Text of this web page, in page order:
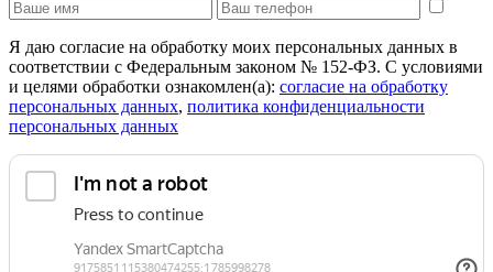
Я даю согласие на обработку моих персональных данных в
соответствии с Федеральным законом № 152-ФЗ. С условиями
и целями обработки ознакомлен(а): cогласие на обработку
персональных данных, политика конфиденциальности
персональных данных